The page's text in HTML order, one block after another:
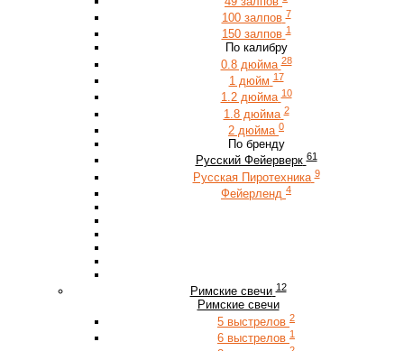
100 залпов 7
150 залпов 1
По калибру
0.8 дюйма 28
1 дюйм 17
1.2 дюйма 10
1.8 дюйма 2
2 дюйма 0
По бренду
Русский Фейерверк 61
Русская Пиротехника 9
Фейерленд 4
Римские свечи 12
Римские свечи
5 выстрелов 2
6 выстрелов 1